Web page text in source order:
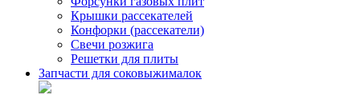
Крышки рассекателей
Конфорки (рассекатели)
Свечи розжига
Решетки для плиты
Запчасти для соковыжималок